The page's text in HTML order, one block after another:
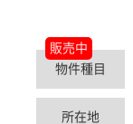
販売中
物件種目
所在地